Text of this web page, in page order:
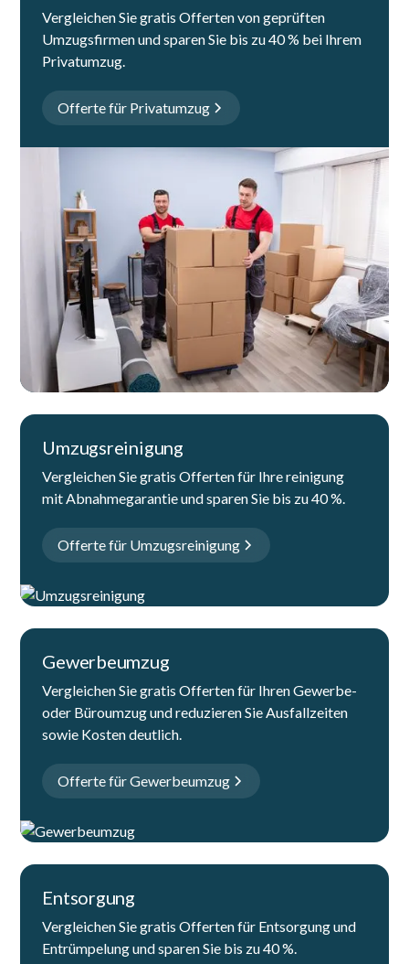
Vergleichen Sie gratis Offerten von geprüften
Umzugsfirmen und sparen Sie bis zu 40 % bei Ihrem
Privatumzug.
Offerte für Privatumzug
Umzugsreinigung
Vergleichen Sie gratis Offerten für Ihre reinigung
mit Abnahmegarantie und sparen Sie bis zu 40 %.
Offerte für Umzugsreinigung
Gewerbeumzug
Vergleichen Sie gratis Offerten für Ihren Gewerbe-
oder Büroumzug und reduzieren Sie Ausfallzeiten
sowie Kosten deutlich.
Offerte für Gewerbeumzug
Entsorgung
Vergleichen Sie gratis Offerten für Entsorgung und
Entrümpelung und sparen Sie bis zu 40 %.